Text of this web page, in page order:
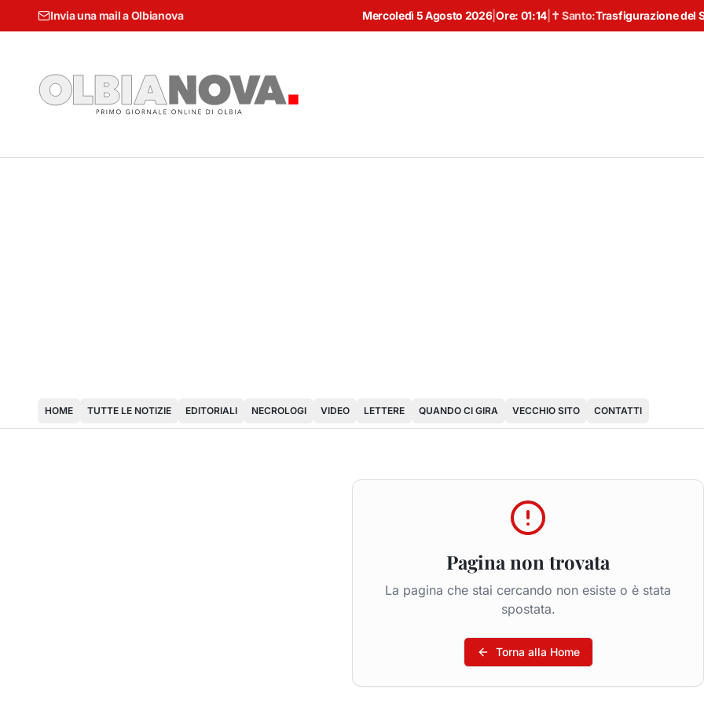
Invia una mail a Olbianova Mercoledì 5 Agosto 2026 |Ore: 01:14| ✝ Santo:Trasfigurazione del
HOME TUTTE LE NOTIZIE EDITORIALI NECROLOGI VIDEO LETTERE QUANDO CI GIRA VECCHIO SITO CONTATTI
Pagina non trovata
La pagina che stai cercando non esiste o è stata
spostata.
Torna alla Home